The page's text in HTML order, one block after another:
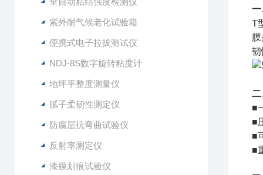
紫外耐气候老化试验箱
便携式电子拉拔测试仪
NDJ-8S数字旋转粘度计
地坪平整度测量仪
腻子柔韧性测定仪
防腐层抗弯曲试验仪
反射率测定仪
漆膜划痕试验仪
一
T
韧
二
■
■
■
■